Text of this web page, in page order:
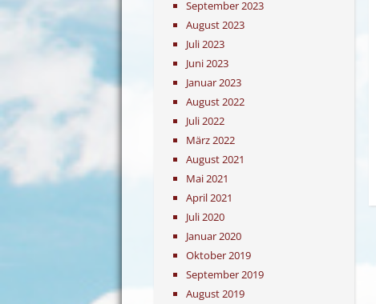
September 2023
August 2023
Juli 2023
Juni 2023
Januar 2023
August 2022
Juli 2022
März 2022
August 2021
Mai 2021
April 2021
Juli 2020
Januar 2020
Oktober 2019
September 2019
August 2019